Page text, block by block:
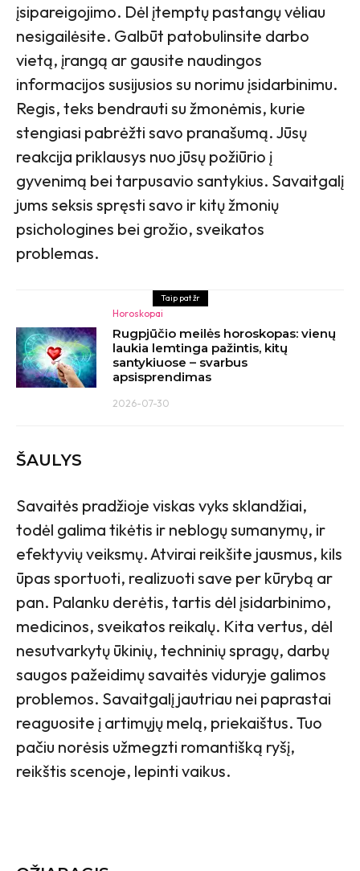
įsipareigojimo. Dėl įtemptų pastangų vėliau
nesigailėsite. Galbūt patobulinsite darbo
vietą, įrangą ar gausite naudingos
informacijos susijusios su norimu įsidarbinimu.
Regis, teks bendrauti su žmonėmis, kurie
stengiasi pabrėžti savo pranašumą. Jūsų
reakcija priklausys nuo jūsų požiūrio į
gyvenimą bei tarpusavio santykius. Savaitgalį
jums seksis spręsti savo ir kitų žmonių
psichologines bei grožio, sveikatos
problemas.
Taip pat žr
Horoskopai
Rugpjūčio meilės horoskopas: vienų
laukia lemtinga pažintis, kitų
santykiuose – svarbus
apsisprendimas
2026-07-30
ŠAULYS
Savaitės pradžioje viskas vyks sklandžiai,
todėl galima tikėtis ir neblogų sumanymų, ir
efektyvių veiksmų. Atvirai reikšite jausmus, kils
ūpas sportuoti, realizuoti save per kūrybą ar
pan. Palanku derėtis, tartis dėl įsidarbinimo,
medicinos, sveikatos reikalų. Kita vertus, dėl
nesutvarkytų ūkinių, techninių spragų, darbų
saugos pažeidimų savaitės viduryje galimos
problemos. Savaitgalį jautriau nei paprastai
reaguosite į artimųjų melą, priekaištus. Tuo
pačiu norėsis užmegzti romantišką ryšį,
reikštis scenoje, lepinti vaikus.